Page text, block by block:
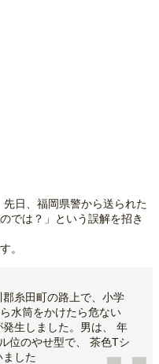
先日、福岡県警から送られた
では？」という誤解を招き
。
糸田町の路上で、小学
水筒をかけたら危ない
生しました。男は、 年
位のやせ型で、 茶色Tシ
ました